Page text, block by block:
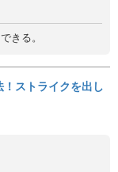
きる。
！ストライクを出し